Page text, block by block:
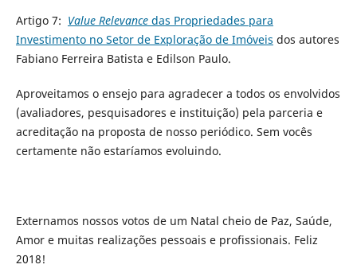
Artigo 7: Value Relevancedas Propriedades para
Investimento no Setor de Exploração de Imóveis dos autores
Fabiano Ferreira Batista e Edilson Paulo.
Aproveitamos o ensejo para agradecer a todos os envolvidos
(avaliadores, pesquisadores e instituição) pela parceria e
acreditação na proposta de nosso periódico. Sem vocês
certamente não estaríamos evoluindo.
Externamos nossos votos de um Natal cheio de Paz, Saúde,
Amor e muitas realizações pessoais e profissionais. Feliz
2018!